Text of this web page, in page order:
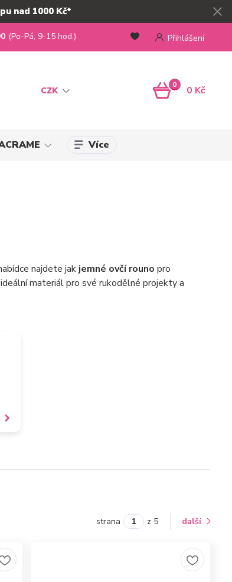
nad 1000 Kč*
CZK
Přihlášení
(Po-Pá, 9-15 hod.)
0 0 Kč
Více
najdete jak jemné ovčí rouno pro
materiál pro své rukodělné projekty a
strana z 5 další